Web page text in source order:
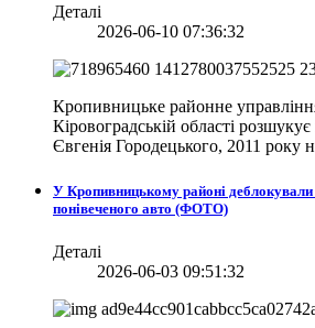
Деталі
2026-06-10 07:36:32
Кропивницьке районне
Кіровоградській області
Євгенія Городецького, 2011 року
У Кропивницькому районі деблокували
понівеченого авто (ФОТО)
Деталі
2026-06-03 09:51:32